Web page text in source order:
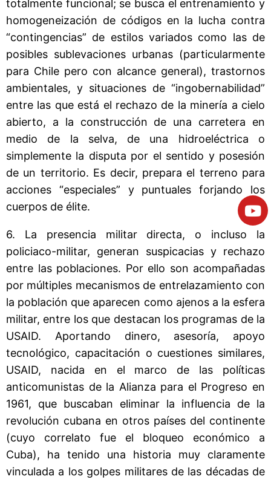
totalmente funcional; se busca el entrenamiento y
homogeneización de códigos en la lucha contra
“contingencias” de estilos variados como las de
posibles sublevaciones urbanas (particularmente
para Chile pero con alcance general), trastornos
ambientales, y situaciones de “ingobernabilidad”
entre las que está el rechazo de la minería a cielo
abierto, a la construcción de una carretera en
medio de la selva, de una hidroeléctrica o
simplemente la disputa por el sentido y posesión
de un territorio. Es decir, prepara el terreno para
acciones “especiales” y puntuales forjando los
cuerpos de élite.
6. La presencia militar directa, o incluso la
policiaco-militar, generan suspicacias y rechazo
entre las poblaciones. Por ello son acompañadas
por múltiples mecanismos de entrelazamiento con
la población que aparecen como ajenos a la esfera
militar, entre los que destacan los programas de la
USAID. Aportando dinero, asesoría, apoyo
tecnológico, capacitación o cuestiones similares,
USAID, nacida en el marco de las políticas
anticomunistas de la Alianza para el Progreso en
1961, que buscaban eliminar la influencia de la
revolución cubana en otros países del continente
(cuyo correlato fue el bloqueo económico a
Cuba), ha tenido una historia muy claramente
vinculada a los golpes militares de las décadas de